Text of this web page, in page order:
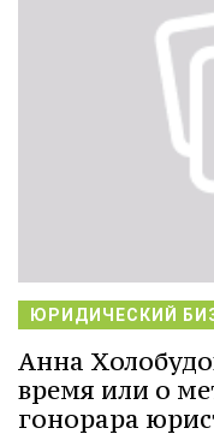
ЮРИДИЧЕСКИЙ
Анна
время или о
гонорара